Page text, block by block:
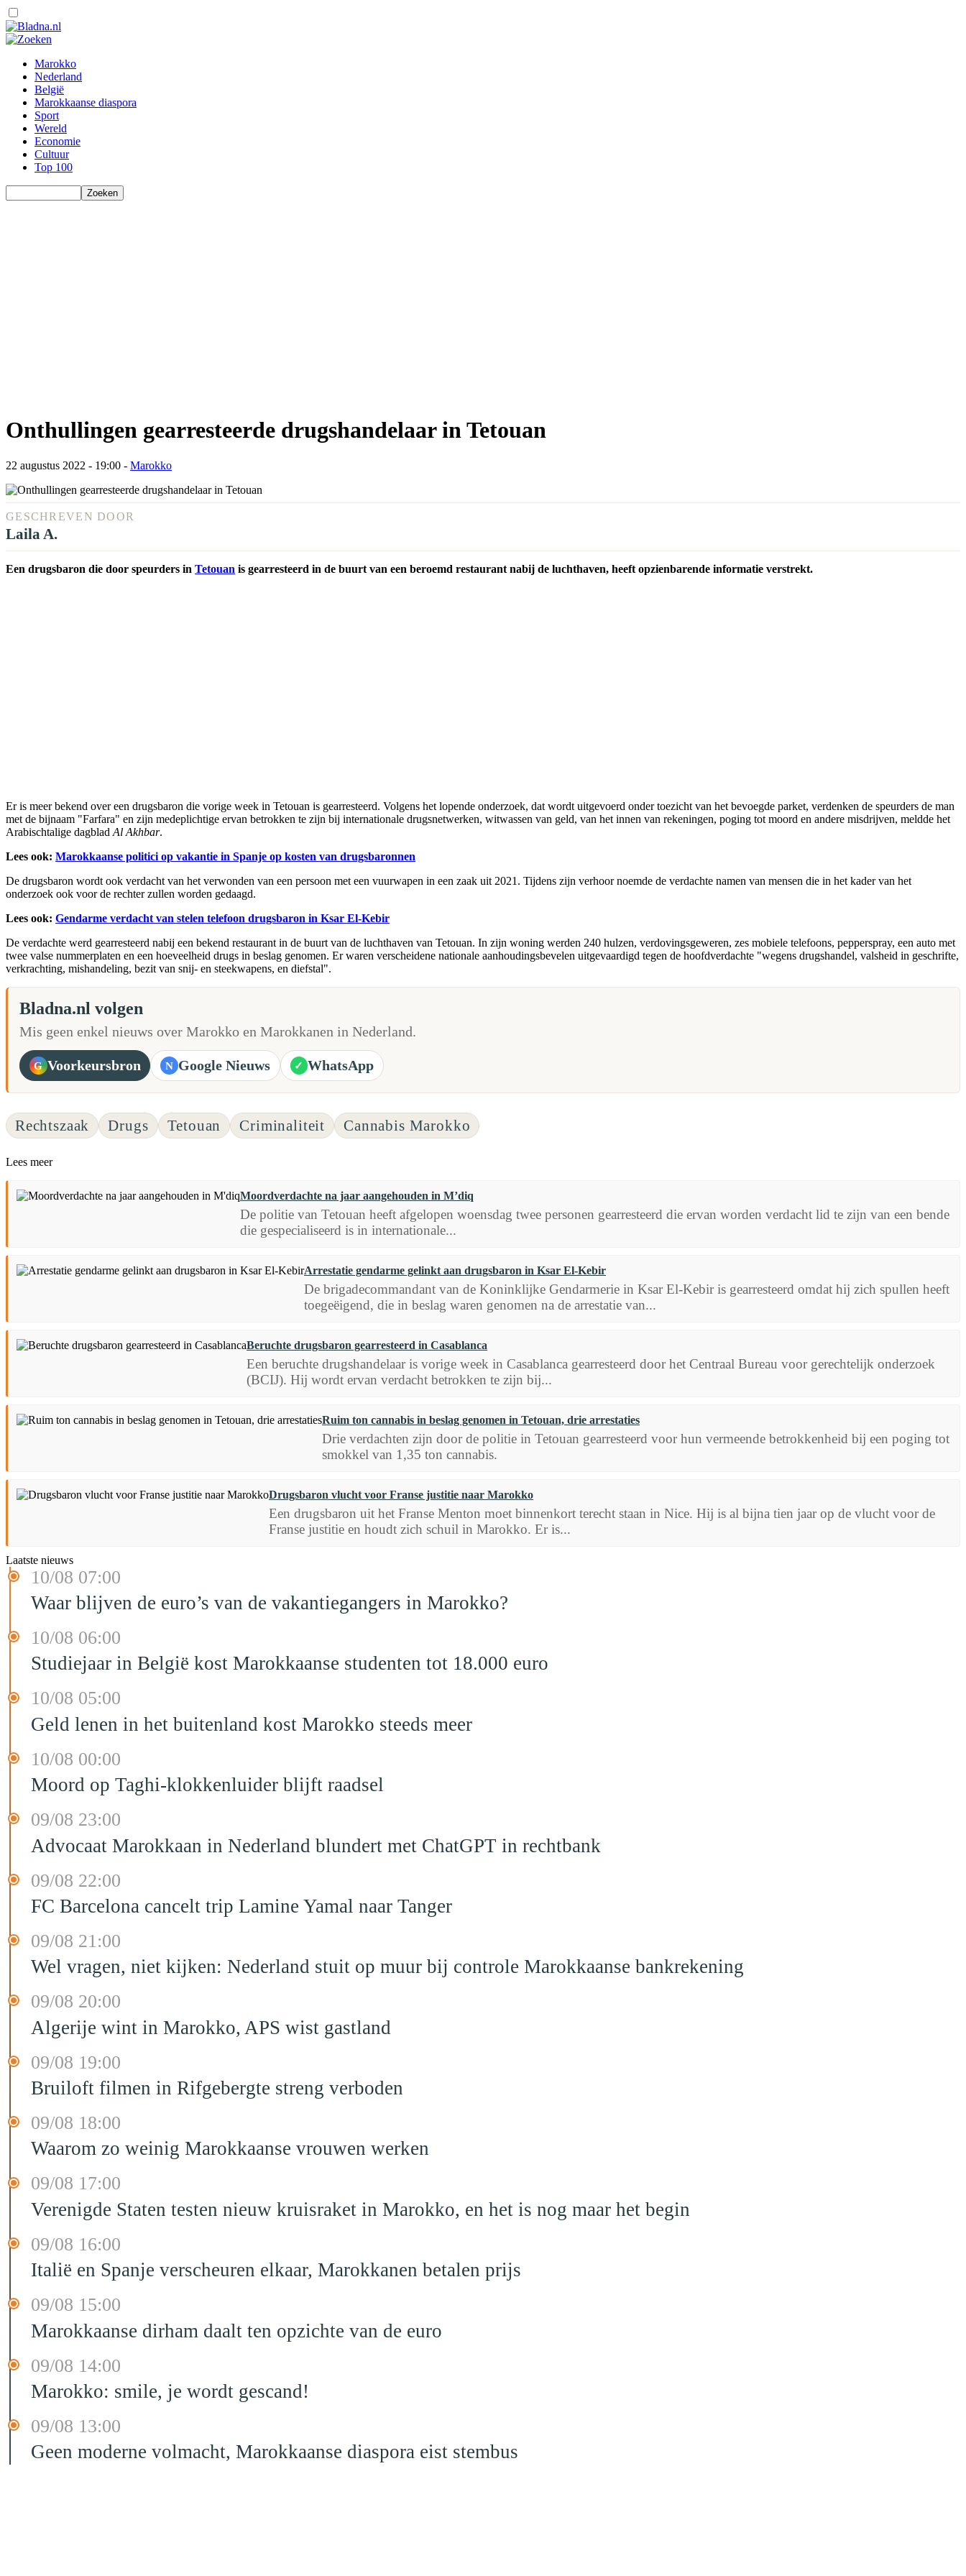
Marokko
Nederland
België
Marokkaanse diaspora
Sport
Wereld
Economie
Cultuur
Top 100
Onthullingen gearresteerde drugshandelaar in Tetouan
22 augustus 2022 - 19:00 - Marokko
GESCHREVEN DOOR
Laila A.
Een drugsbaron die door speurders in Tetouan is gearresteerd in de buurt van een beroemd restaurant nabij de luchthaven, heeft opzienbarende informatie verstrekt.
Er is meer bekend over een drugsbaron die vorige week in Tetouan is gearresteerd. Volgens het lopende onderzoek, dat wordt uitgevoerd onder toezicht van het bevoegde parket, verdenken de speurders de man
met de bijnaam "Farfara" en zijn medeplichtige ervan betrokken te zijn bij internationale drugsnetwerken, witwassen van geld, van het innen van rekeningen, poging tot moord en andere misdrijven, meldde het
Arabischtalige dagblad Al Akhbar.
Lees ook: Marokkaanse politici op vakantie in Spanje op kosten van drugsbaronnen
De drugsbaron wordt ook verdacht van het verwonden van een persoon met een vuurwapen in een zaak uit 2021. Tijdens zijn verhoor noemde de verdachte namen van mensen die in het kader van het
onderzoek ook voor de rechter zullen worden gedaagd.
Lees ook: Gendarme verdacht van stelen telefoon drugsbaron in Ksar El-Kebir
De verdachte werd gearresteerd nabij een bekend restaurant in de buurt van de luchthaven van Tetouan. In zijn woning werden 240 hulzen, verdovingsgeweren, zes mobiele telefoons, pepperspray, een auto met
twee valse nummerplaten en een hoeveelheid drugs in beslag genomen. Er waren verscheidene nationale aanhoudingsbevelen uitgevaardigd tegen de hoofdverdachte "wegens drugshandel, valsheid in geschrifte,
verkrachting, mishandeling, bezit van snij- en steekwapens, en diefstal".
Bladna.nl volgen
Mis geen enkel nieuws over Marokko en Marokkanen in Nederland.
G Voorkeursbron N Google Nieuws ✓ WhatsApp
Rechtszaak Drugs Tetouan Criminaliteit Cannabis Marokko
Lees meer
Moordverdachte na jaar aangehouden in M’diq
De politie van Tetouan heeft afgelopen woensdag twee personen gearresteerd die ervan worden verdacht lid te zijn van een bende
die gespecialiseerd is in internationale...
Arrestatie gendarme gelinkt aan drugsbaron in Ksar El-Kebir
De brigadecommandant van de Koninklijke Gendarmerie in Ksar El-Kebir is gearresteerd omdat hij zich spullen heeft
toegeëigend, die in beslag waren genomen na de arrestatie van...
Beruchte drugsbaron gearresteerd in Casablanca
Een beruchte drugshandelaar is vorige week in Casablanca gearresteerd door het Centraal Bureau voor gerechtelijk onderzoek
(BCIJ). Hij wordt ervan verdacht betrokken te zijn bij...
Ruim ton cannabis in beslag genomen in Tetouan, drie arrestaties
Drie verdachten zijn door de politie in Tetouan gearresteerd voor hun vermeende betrokkenheid bij een poging tot
smokkel van 1,35 ton cannabis.
Drugsbaron vlucht voor Franse justitie naar Marokko
Een drugsbaron uit het Franse Menton moet binnenkort terecht staan in Nice. Hij is al bijna tien jaar op de vlucht voor de
Franse justitie en houdt zich schuil in Marokko. Er is...
Laatste nieuws
10/08 07:00
Waar blijven de euro’s van de vakantiegangers in Marokko?
10/08 06:00
Studiejaar in België kost Marokkaanse studenten tot 18.000 euro
10/08 05:00
Geld lenen in het buitenland kost Marokko steeds meer
10/08 00:00
Moord op Taghi-klokkenluider blijft raadsel
09/08 23:00
Advocaat Marokkaan in Nederland blundert met ChatGPT in rechtbank
09/08 22:00
FC Barcelona cancelt trip Lamine Yamal naar Tanger
09/08 21:00
Wel vragen, niet kijken: Nederland stuit op muur bij controle Marokkaanse bankrekening
09/08 20:00
Algerije wint in Marokko, APS wist gastland
09/08 19:00
Bruiloft filmen in Rifgebergte streng verboden
09/08 18:00
Waarom zo weinig Marokkaanse vrouwen werken
09/08 17:00
Verenigde Staten testen nieuw kruisraket in Marokko, en het is nog maar het begin
09/08 16:00
Italië en Spanje verscheuren elkaar, Marokkanen betalen prijs
09/08 15:00
Marokkaanse dirham daalt ten opzichte van de euro
09/08 14:00
Marokko: smile, je wordt gescand!
09/08 13:00
Geen moderne volmacht, Marokkaanse diaspora eist stembus